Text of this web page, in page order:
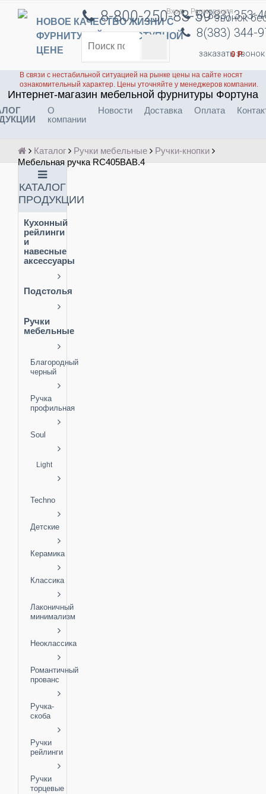
Вход Регистрация
НОВОЕ КАЧЕСТВО ЖИЗНИ С
ФУРНИТУРОЙ ПО ДОСТУПНОЙ
ЦЕНЕ
8-800-250-83-59звонок
8(383) 353-
8(383) 344-
заказать звонок
0Р
В связи с нестабильной ситуацией на рынке цены на сайте носят
ознакомительный характер. Цены уточняйте у менеджеров компании.
Интернет-магазин мебельной фурнитуры Фортуна
О
компании
Новости Доставка Оплата
Каталог Ручки мебельные
Ручки-кнопки
Мебельная ручка RC405BAB.4
КАТАЛОГ
ПРОДУКЦИИ
Кухонный
рейлинги
и
навесные
аксессуары
Подстолья
Ручки
мебельные
Благородный
черный
Ручка
профильная
Soul
Light
Techno
Детские
Керамика
Классика
Лаконичный
минимализм
Неоклассика
Романтичный
прованс
Ручка-
скоба
Ручки
рейлинги
Ручки
торцевые